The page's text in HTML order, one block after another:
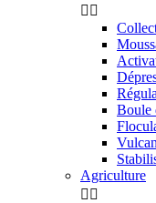
 
Boule
Agriculture
 